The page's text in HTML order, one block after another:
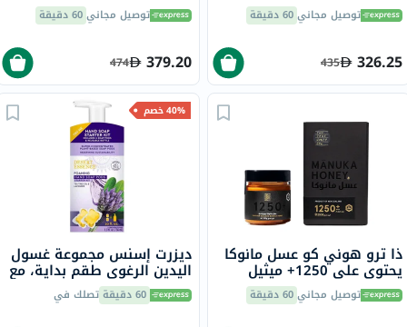
توصيل مجاني60 دقيقة
326.25
435
الجلوتاثيون لتفتيح البشرة
حزمة من 60توصيل مجاني60 دقيقة
379.20
474
ذا ترو هوني كو عسل مانوكا
يحتوي على 1250+ ميثيل
غليوكسال و26+ عامل مانوكا
الفريد 250 جرامتوصيل مجاني60 دقيقة
40% خصم
ديزرت إسنس مجموعة غسول
اليدين الرغوي طقم بداية، مع
زيت شجرة الشاي واللافندر 36
مل 60 دقيقة تصلك في